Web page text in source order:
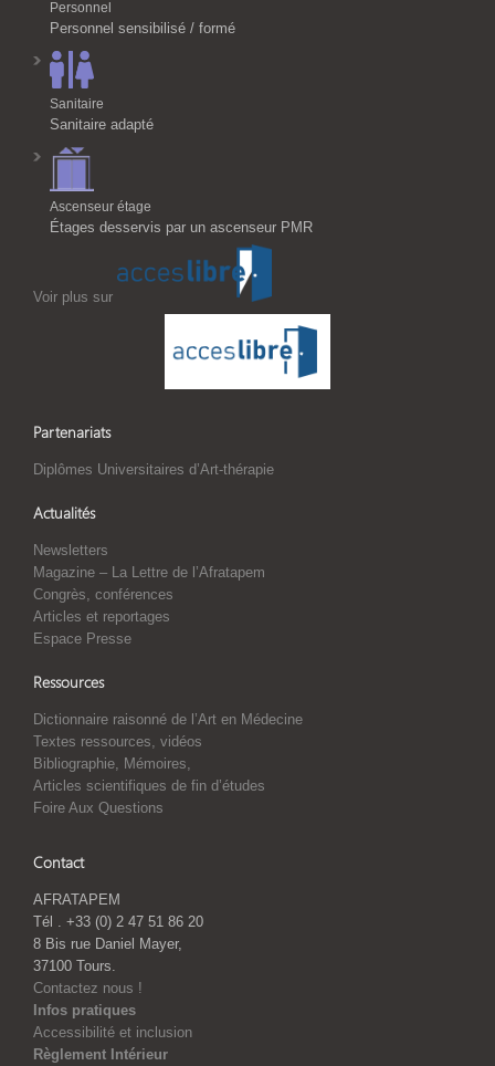
Personnel
Personnel sensibilisé / formé
Sanitaire
Sanitaire adapté
Ascenseur étage
Étages desservis par un ascenseur PMR
Voir plus sur
Partenariats
Diplômes Universitaires d’Art-thérapie
Actualités
Newsletters
Magazine – La Lettre de l’Afratapem
Congrès, conférences
Articles et reportages
Espace Presse
Ressources
Dictionnaire raisonné de l’Art en Médecine
Textes ressources, vidéos
Bibliographie, Mémoires,
Articles scientifiques de fin d’études
Foire Aux Questions
Contact
AFRATAPEM
Tél . +33 (0) 2 47 51 86 20
8 Bis rue Daniel Mayer,
37100 Tours.
Contactez nous !
Infos pratiques
Accessibilité et inclusion
Règlement Intérieur